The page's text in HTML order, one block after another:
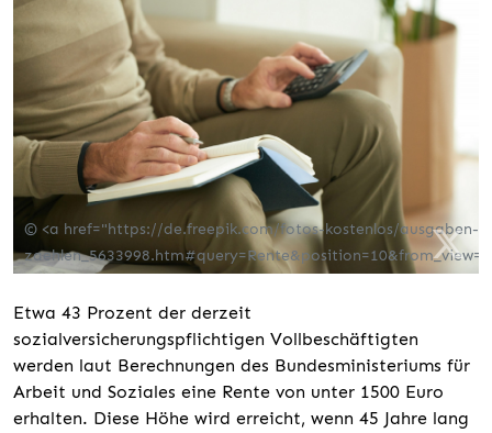
© <a href="https://de.freepik.com/fotos-kostenlos/ausgaben-
Etwa 43 Prozent der derzeit
sozialversicherungspflichtigen Vollbeschäftigten
werden laut Berechnungen des Bundesministeriums für
Arbeit und Soziales eine Rente von unter 1500 Euro
erhalten. Diese Höhe wird erreicht, wenn 45 Jahre lang